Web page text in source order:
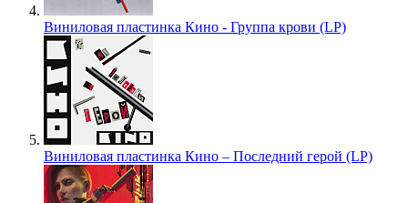
Виниловая пластинка Кино - Группа крови (LP)
Виниловая пластинка Кино – Последний герой (LP)